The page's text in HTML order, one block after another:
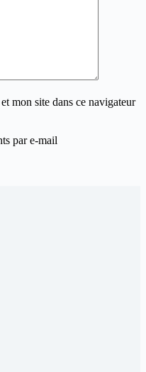
mon site dans ce navigateur
par e-mail